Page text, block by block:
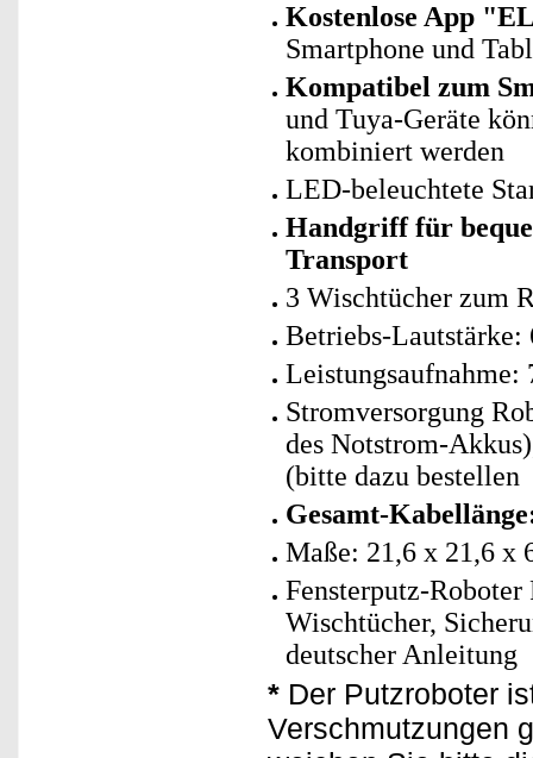
Kostenlose App
Smartphone und
Kompatibel zum
und Tuya-Geräte
kombiniert werden
LED-beleuchtete
Handgriff für
Transport
3 Wischtücher zum
Betriebs-Lautstärke:
Leistungsaufnahme:
Stromversorgung
des Notstrom-
(bitte dazu bestellen
Gesamt-
Maße: 21,6 x 21,6 x
Fensterputz-
Wischtücher,
deutscher Anleitung
* Der Putzroboter
Verschmutzungen